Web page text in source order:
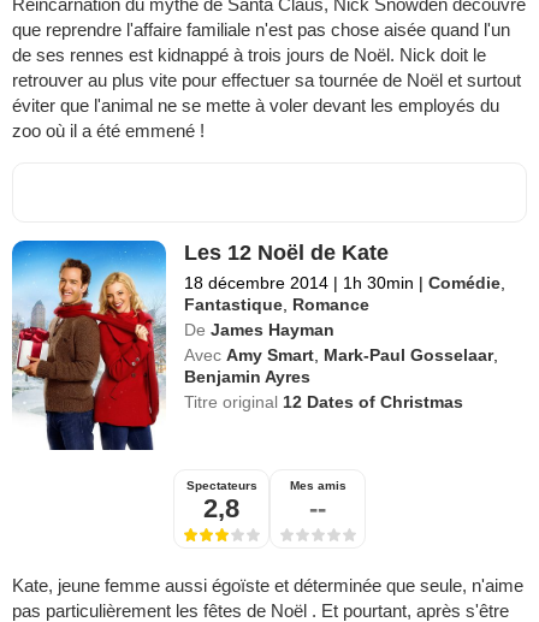
que reprendre l'affaire familiale n'est pas chose aisée quand l'un
de ses rennes est kidnappé à trois jours de Noël. Nick doit le
retrouver au plus vite pour effectuer sa tournée de Noël et surtout
éviter que l'animal ne se mette à voler devant les employés du
zoo où il a été emmené !
Les 12 Noël de Kate
18 décembre 2014 | 1h 30min | Comédie
Fantastique Romance
De James Hayman
Avec Amy Smart Mark-Paul Gosselaar,
Benjamin Ayres
Titre original 12 Dates of Christmas
Spectateurs
2,8
Mes amis
--
Kate, jeune femme aussi égoïste et déterminée que seule, n'aime
pas particulièrement les fêtes de Noël . Et pourtant, après s'être